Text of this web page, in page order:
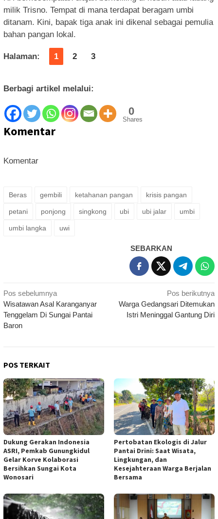
milik Trisno. Tempat di mana terdapat beragam umbi
ditanam. Kini, bapak tiga anak ini dikenal sebagai pemulia
bahan pangan lokal.
Halaman: 1 2 3
Berbagi artikel melalui:
0
Shares
Komentar
Komentar
Beras gembili ketahanan pangan krisis pangan
petani ponjong singkong ubi ubi jalar umbi
umbi langka uwi
SEBARKAN
Navigasi
pos
Pos sebelumnya
Wisatawan Asal Karanganyar
Tenggelam Di Sungai Pantai
Baron
Pos berikutnya
Warga Gedangsari Ditemukan
Istri Meninggal Gantung Diri
POS TERKAIT
Dukung Gerakan Indonesia
ASRI, Pemkab Gunungkidul
Gelar Korve Kolaborasi
Bersihkan Sungai Kota
Wonosari
Pertobatan Ekologis di Jalur
Pantai Drini: Saat Wisata,
Lingkungan, dan
Kesejahteraan Warga Berjalan
Bersama